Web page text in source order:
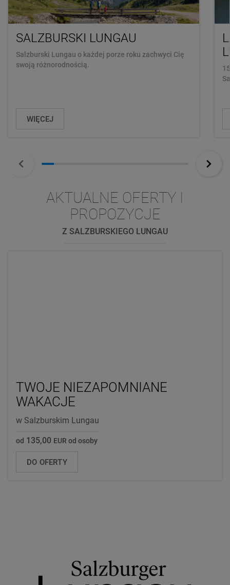
SALZBURSKI LUNGAU
Salzburski Lungau o każdej porze roku zachwyci Cię
swoją różnorodnością.
WIĘCEJ
AKTUALNE OFERTY I
PROPOZYCJE
Z SALZBURSKIEGO LUNGAU
TWOJE NIEZAPOMNIANE
WAKACJE
w Salzburskim Lungau
od 135,00 EUR od osoby
DO OFERTY